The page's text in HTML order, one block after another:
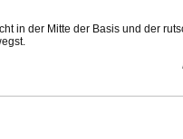
in der Mitte der Basis und der